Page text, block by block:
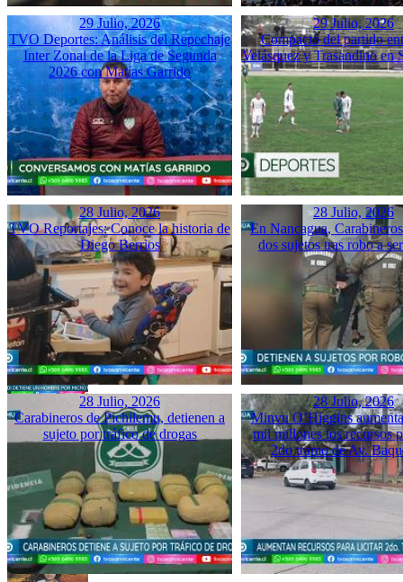
29 Julio, 2026
TVO Deportes: Análisis del Repechaje
Inter Zonal de la Liga de Segunda
2026 con Matías Garrido
29 Julio, 2026
Compacto del partido
Velásquez y Trasandino en
28 Julio, 2026
TVO Reportajes: Conoce la historia de
Diego Berrios
28 Julio, 2026
En Nancagua,
dos sujetos tras robo a
28 Julio, 2026
Carabineros de Pichilemu, detienen a
sujeto por tráfico de drogas
28 Julio, 2026
Minvu O’Higgins
mil millones los recursos
2do tramo de Av.